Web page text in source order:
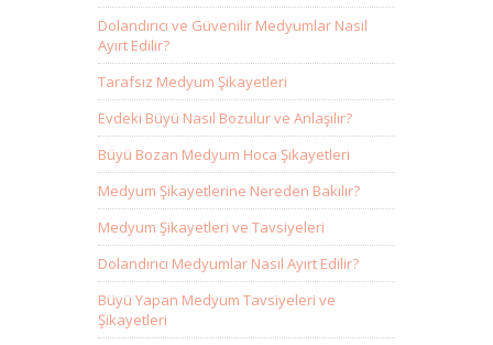
Dolandırıcı ve Güvenilir Medyumlar Nasıl
Ayırt Edilir?
Tarafsız Medyum Şikayetleri
Evdeki Büyü Nasıl Bozulur ve Anlaşılır?
Büyü Bozan Medyum Hoca Şikayetleri
Medyum Şikayetlerine Nereden Bakılır?
Medyum Şikayetleri ve Tavsiyeleri
Dolandırıcı Medyumlar Nasıl Ayırt Edilir?
Büyü Yapan Medyum Tavsiyeleri ve
Şikayetleri